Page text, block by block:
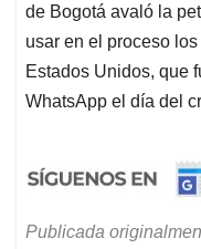
de Bogotá avaló la
usar en el proceso
Estados Unidos, que
WhatsApp el día del
Publicada